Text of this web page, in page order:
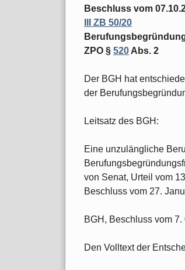
Beschluss vom
III ZB 50/20
ZPO § 520 Abs. 2
Der BGH hat
der
Leitsatz des BGH:
Eine unzulängliche
von Senat, Urteil vom
Beschluss vom 27.
BGH, Beschluss vom 7.
Den Volltext der